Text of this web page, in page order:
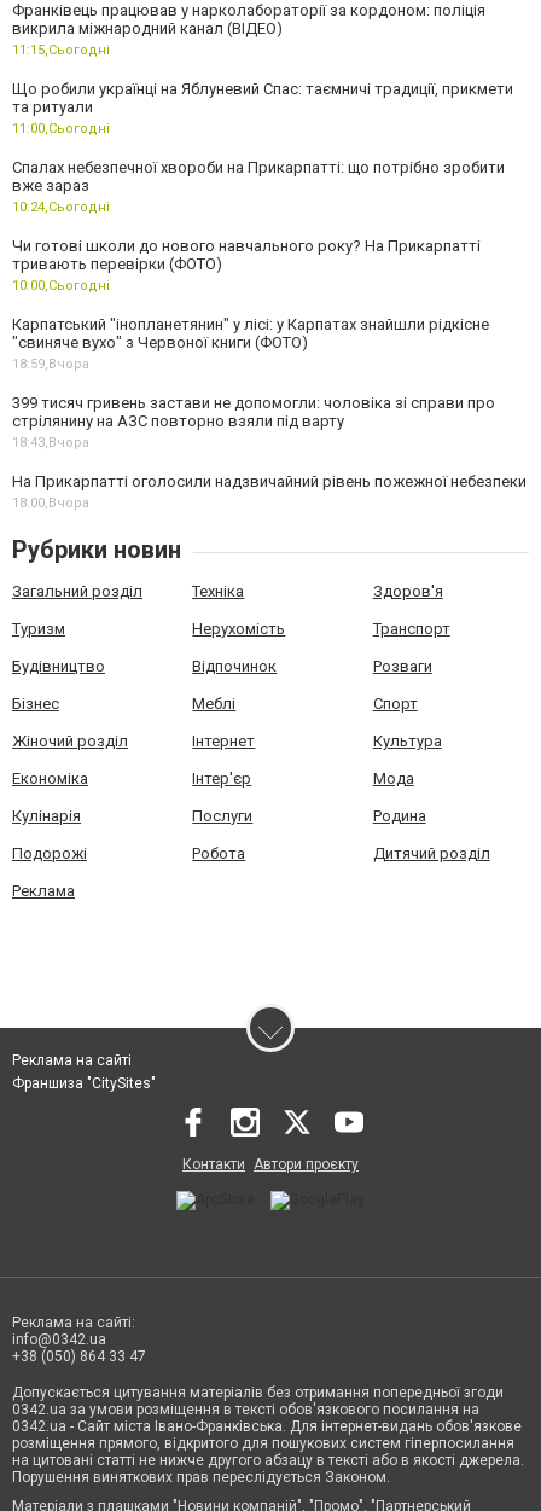
Франківець працював у нарколабораторії за кордоном: поліція
викрила міжнародний канал (ВІДЕО)
11:15,Сьогодні
Що робили українці на Яблуневий Спас: таємничі традиції, прикмети
та ритуали
11:00,Сьогодні
Спалах небезпечної хвороби на Прикарпатті: що потрібно зробити
вже зараз
10:24,Сьогодні
Чи готові школи до нового навчального року? На Прикарпатті
тривають перевірки (ФОТО)
10:00,Сьогодні
Карпатський "інопланетянин" у лісі: у Карпатах знайшли рідкісне
"свиняче вухо" з Червоної книги (ФОТО)
18:59, Вчора
399 тисяч гривень застави не допомогли: чоловіка зі справи про
стрілянину на АЗС повторно взяли під варту
18:43, Вчора
На Прикарпатті оголосили надзвичайний рівень пожежної небезпеки
18:00, Вчора
Рубрики новин
Загальний розділ Техніка Здоров'я
Туризм Нерухомість Транспорт
Будівництво Відпочинок Розваги
Бізнес Меблі Спорт
Жіночий розділ Інтернет Культура
Економіка Інтер'єр Мода
Кулінарія Послуги Родина
Подорожі Робота Дитячий розділ
Реклама
Реклама на сайті
Франшиза "CitySites"
Контакти Автори проєкту
Реклама на сайті:
info@0342.ua
+38 (050) 864 33 47
Допускається цитування матеріалів без отримання попередньої згоди
0342.ua за умови розміщення в тексті обов'язкового посилання на
0342.ua - Сайт міста Івано-Франківська. Для інтернет-видань обов'язкове
розміщення прямого, відкритого для пошукових систем гіперпосилання
на цитовані статті не нижче другого абзацу в тексті або в якості джерела.
Порушення виняткових прав переслідується Законом.
Матеріали з плашками "Новини компаній", "Промо", "Партнерський